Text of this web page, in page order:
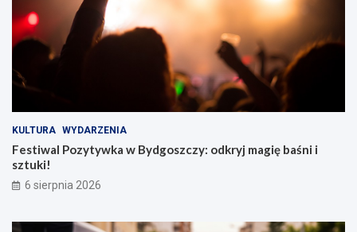
KULTURA WYDARZENIA
Festiwal Pozytywka w Bydgoszczy: odkryj magię baśni i
sztuki!
6 sierpnia 2026